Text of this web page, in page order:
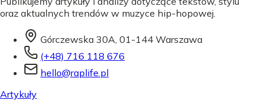
oraz aktualnych trendów w muzyce hip-hopowej.
Górczewska 30A, 01-144 Warszawa
(+48) 716 118 676
hello@raplife.pl
Artykuły